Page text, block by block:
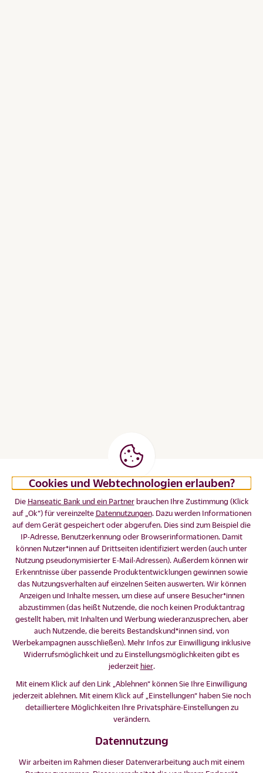
Cookies und Webtechnologien erlauben?
Die Hanseatic Bank und ein Partnerbrauchen Ihre Zustimmung (Klick
auf „Ok“) für vereinzelte Datennutzungen. Dazu werden Informationen
auf dem Gerät gespeichert oder abgerufen. Dies sind zum Beispiel die
IP-Adresse, Benutzerkennung oder Browserinformationen. Damit
können Nutzer*innen auf Drittseiten identifiziert werden (auch unter
Nutzung pseudonymisierter E-Mail-Adressen). Außerdem können wir
Erkenntnisse über passende Produktentwicklungen gewinnen sowie
das Nutzungsverhalten auf einzelnen Seiten auswerten. Wir können
Anzeigen und Inhalte messen, um diese auf unsere Besucher*innen
abzustimmen (das heißt Nutzende, die noch keinen Produktantrag
gestellt haben, mit Inhalten und Werbung wiederanzusprechen, aber
auch Nutzende, die bereits Bestandskund*innen sind, von
Werbekampagnen ausschließen). Mehr Infos zur Einwilligung inklusive
Widerrufsmöglichkeit und zu Einstellungsmöglichkeiten gibt es
jederzeit hier.
Mit einem Klick auf den Link „Ablehnen“ können Sie Ihre Einwilligung
jederzeit ablehnen. Mit einem Klick auf „Einstellungen“ haben Sie noch
detailliertere Möglichkeiten Ihre Privatsphäre-Einstellungen zu
verändern.
Datennutzung
Wir arbeiten im Rahmen dieser Datenverarbeitung auch mit einem